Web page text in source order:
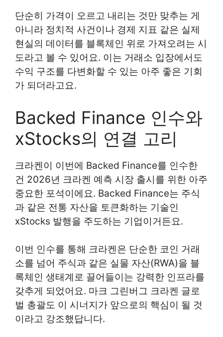
단순히 가격이 오르고 내리는 것만 맞추는 게
아니라 정치적 사건이나 경제 지표 같은 실제
현실의 데이터를 블록체인 위로 가져오려는 시
도라고 볼 수 있어요. 이는 거래소 입장에서도
수익 구조를 다변화할 수 있는 아주 좋은 기회
가 되더라고요.
Backed Finance 인수와
xStocks의 연결 고리
크라켄이 이번에 Backed Finance를 인수한
건 2026년 크라켄 예측 시장 출시를 위한 아주
중요한 포석이에요. Backed Finance는 주식
과 같은 전통 자산을 토큰화하는 기술인
xStocks 발행을 주도하는 기업이거든요.
이번 인수를 통해 크라켄은 단순한 코인 거래
소를 넘어 주식과 같은 실물 자산(RWA)을 블
록체인 생태계로 끌어들이는 강력한 인프라를
갖추게 되었어요. 마크 그린버그 크라켄 글로
벌 총괄도 이 시너지가 앞으로의 핵심이 될 것
이라고 강조했답니다.